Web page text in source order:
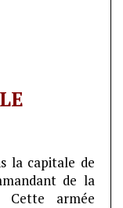
la capitale de
de la
Cette armée